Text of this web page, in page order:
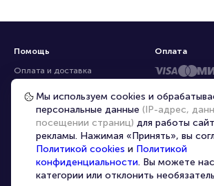
Помощь
Оплата и доставка
Частые вопросы
Перепродажа билетов
Организаторам
Корпоративным клиентам
VIP-билеты
Оплата
Мы используем cookies и
персональные данные (IP-адрес,
посещении страниц) для работы
рекламы. Нажимая «Принять», вы
Политикой cookies и Политикой
конфиденциальности. Вы можете
категории или отклонить